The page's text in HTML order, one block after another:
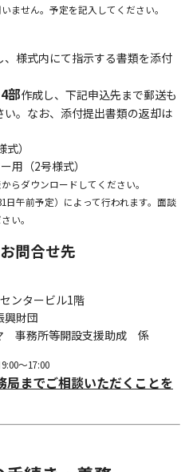
ません。予定を記入してください。
、様式内にて指示する書類を添付
部作成し、下記申込先まで郵送も
い。なお、添付提出書類の返却は
）
用（2号様式）
らダウンロードしてください。
日午前予定）によって行われます。面談
い。
問合せ先
ンタービル1階
興財団
事務所等開設支援助成 係
～17:00
局までご相談いただくことを